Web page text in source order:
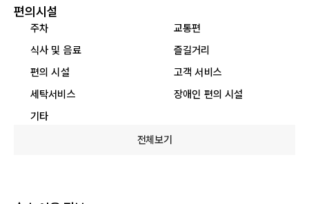
편의시설
주차
교통편
식사 및 음료
즐길거리
편의 시설
고객 서비스
세탁서비스
장애인 편의 시설
기타
전체보기